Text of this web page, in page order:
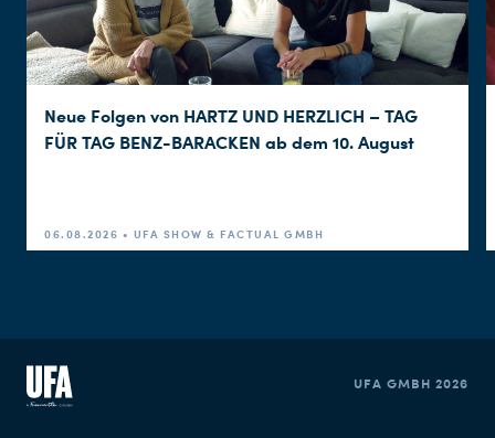
Neue Folgen von HARTZ UND HERZLICH – TAG
FÜR TAG BENZ-BARACKEN ab dem 10. August
06.08.2026 • UFA SHOW & FACTUAL GMBH
UFA GMBH 2026